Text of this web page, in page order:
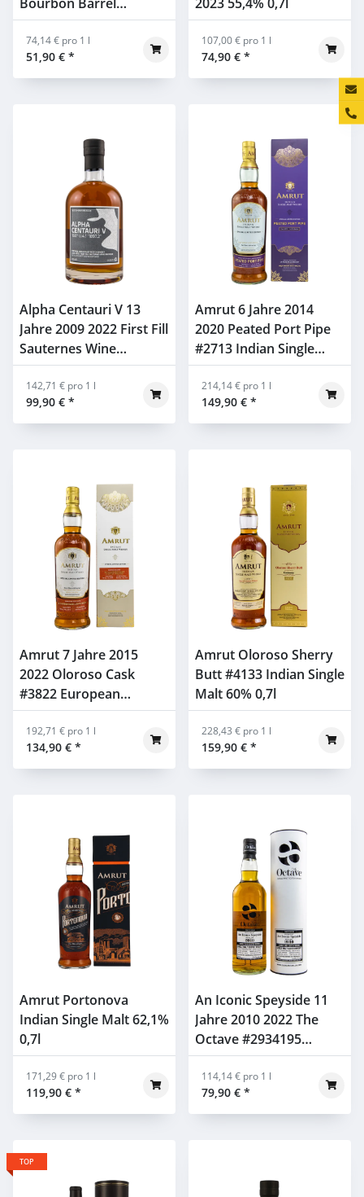
#1031758 Spirit of
Scotland Gordon &
Macphail 64,8% 0,7l
51,90 € *
74,14 € pro 1 l
74,90 € *
107,00 € pro 1 l
Alpha Centauri V 13
Jahre 2009 2022 First Fill
Sauternes Wine
Barrique Scotch
Universe 54,8% 0,7l
99,90 € *
142,71 € pro 1 l
Amrut 6 Jahre 2014
2020 Peated Port Pipe
#2713 Indian Single
Malt 60% 0,7l
149,90 € *
214,14 € pro 1 l
Amrut 7 Jahre 2015
2022 Oloroso Cask
#3822 European
Exclusive 60% 0,7l
134,90 € *
192,71 € pro 1 l
Amrut Oloroso Sherry
Butt #4133 Indian Single
Malt 60% 0,7l
159,90 € *
228,43 € pro 1 l
Amrut Portonova
Indian Single Malt 62,1%
0,7l
119,90 € *
171,29 € pro 1 l
An Iconic Speyside 11
Jahre 2010 2022 The
Octave #2934195
Duncan Taylor Bottled
for Whiskyhort 54,2%
0,7l
79,90 € *
114,14 € pro 1 l
TOP